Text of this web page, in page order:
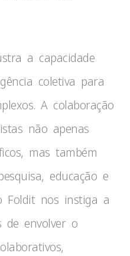
a capacidade
coletiva para
A colaboração
não apenas
mas também
educação e
Foldit nos instiga a
de envolver o